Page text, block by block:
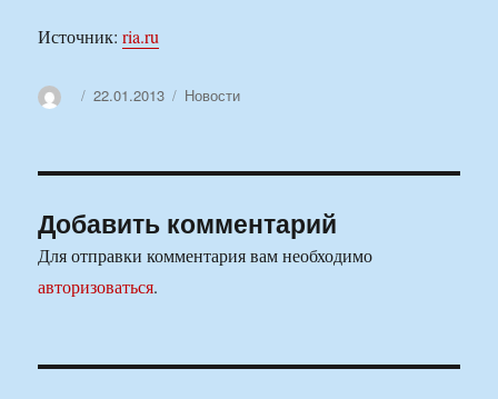
Источник:ria.ru
АвторОпубликовано
22.01.2013 Рубрики
Новости
Добавить комментарий
Для отправки комментария вам необходимо
авторизоваться.